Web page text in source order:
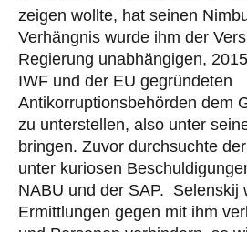
zeigen wollte, hat seinen
Verhängnis wurde ihm der
Regierung unabhängigen,
IWF und der EU gegründeten
Antikorruptionsbehörden dem
zu unterstellen, also unter
bringen. Zuvor durchsuchte
unter kuriosen
NABU und der SAP. Selenskij
Ermittlungen gegen mit ihm